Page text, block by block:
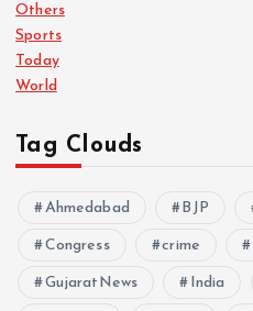
Others
Sports
Today
World
Tag Clouds
Ahmedabad BJP
Congress crime
GujaratNews India